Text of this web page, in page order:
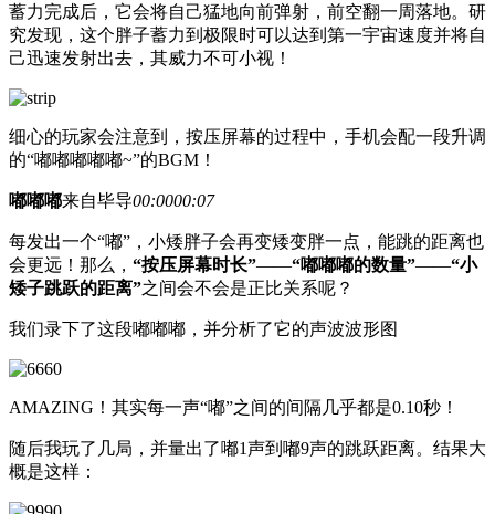
蓄力完成后，它会将自己猛地向前弹射，前空翻一周落地。研
究发现，这个胖子蓄力到极限时可以达到第一宇宙速度并将自
己迅速发射出去，其威力不可小视！
细心的玩家会注意到，按压屏幕的过程中，手机会配一段升调
的“嘟嘟嘟嘟嘟~”的BGM！
嘟嘟嘟来自毕导00:0000:07
每发出一个“嘟”，小矮胖子会再变矮变胖一点，能跳的距离也
会更远！那么， “按压屏幕时长”——“嘟嘟嘟的数量”——“小
矮子跳跃的距离”之间会不会是正比关系呢？
我们录下了这段嘟嘟嘟，并分析了它的声波波形图
AMAZING！其实每一声“嘟”之间的间隔几乎都是0.10秒！
随后我玩了几局，并量出了嘟1声到嘟9声的跳跃距离。结果大
概是这样：